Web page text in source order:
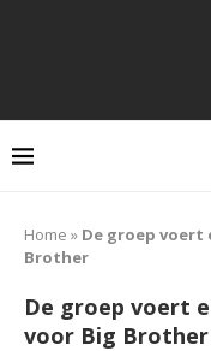
Home » De groep voert
Brother
De groep voert
voor Big Brother